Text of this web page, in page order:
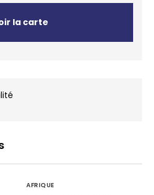
la carte
AFRIQUE